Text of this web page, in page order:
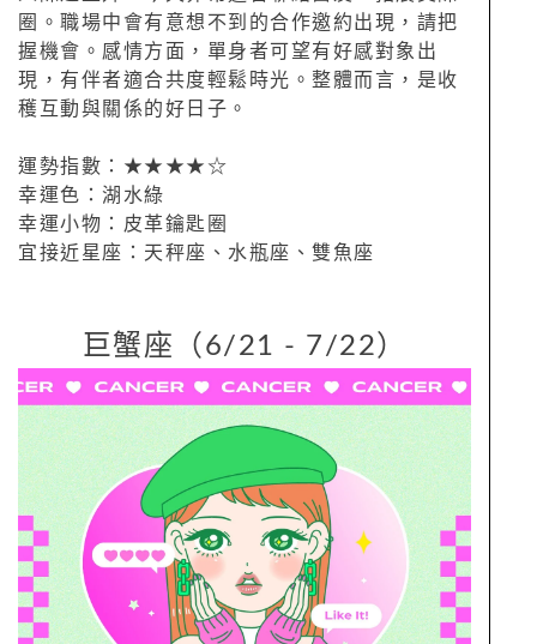
圈。職場中會有意想不到的合作邀約出現，請把
握機會。感情方面，單身者可望有好感對象出
現，有伴者適合共度輕鬆時光。整體而言，是收
穫互動與關係的好日子。
運勢指數：★★★★☆
幸運色：湖水綠
幸運小物：皮革鑰匙圈
宜接近星座：天秤座、水瓶座、雙魚座
巨蟹座（6/21 - 7/22）